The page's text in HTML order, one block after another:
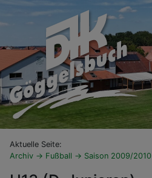
Aktuelle Seite:
Archiv
Fußball Saison 2009/2010